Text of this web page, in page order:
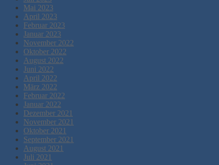
Mai 2023
April 2023
Februar 2023
Januar 2023
November 2022
Oktober 2022
August 2022
Juni 2022
April 2022
März 2022
Februar 2022
Januar 2022
Dezember 2021
November 2021
Oktober 2021
September 2021
August 2021
Juli 2021